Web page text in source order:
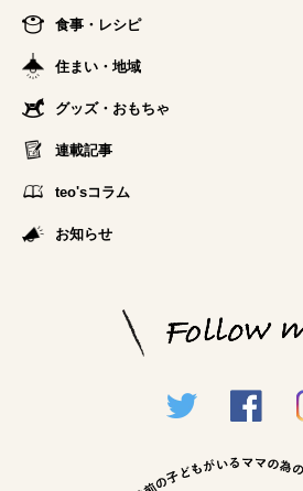
食事・レシピ
住まい・地域
グッズ・おもちゃ
連載記事
teo'sコラム
お知らせ